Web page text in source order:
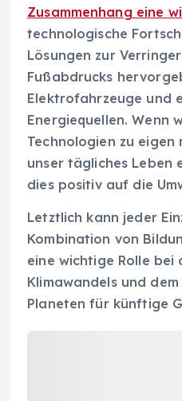
Zusammenhang eine
technologische
Lösungen zur
Fußabdrucks
Elektrofahrzeuge und
Energiequellen. Wenn
Technologien zu eigen
unser tägliches Leben
dies positiv auf die
Letztlich kann jeder
Kombination von
eine wichtige Rolle bei
Klimawandels und
Planeten für künftige